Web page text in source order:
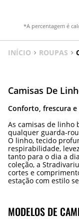
*A percentagem é
INÍCIO ROUPAS
Camisas De
Conforto, frescura e
As camisas de linho
qualquer guarda-
O linho, tecido
respirabilidade,
tanto para o dia a
coleção, a
cortes e
estação com estilo
MODELOS DE